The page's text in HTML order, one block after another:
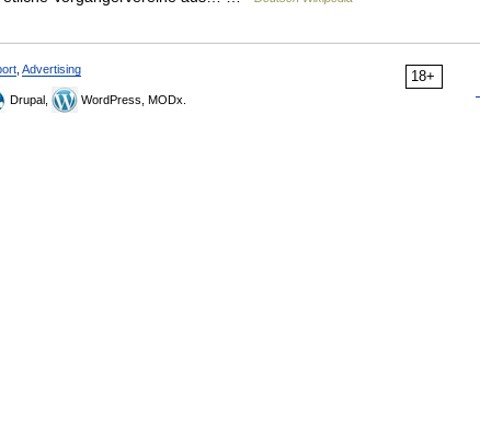
18+
Advertising
Drupal, WordPress, MODx.